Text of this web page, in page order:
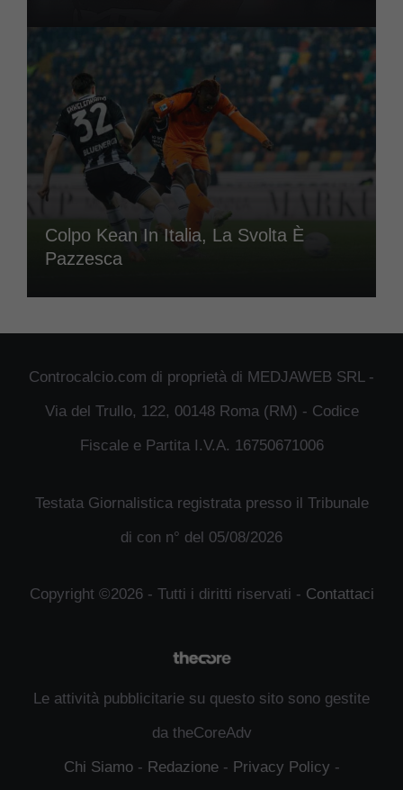
Colpo Kean In Italia, La Svolta È
Pazzesca
Controcalcio.com di proprietà di MEDJAWEB SRL -
Via del Trullo, 122, 00148 Roma (RM) - Codice
Fiscale e Partita I.V.A. 16750671006
Testata Giornalistica registrata presso il Tribunale
di con n° del 05/08/2026
Copyright ©2026 - Tutti i diritti riservati - Contattaci
Le attività pubblicitarie su questo sito sono gestite
da theCoreAdv
Chi Siamo- Redazione- Privacy Policy -